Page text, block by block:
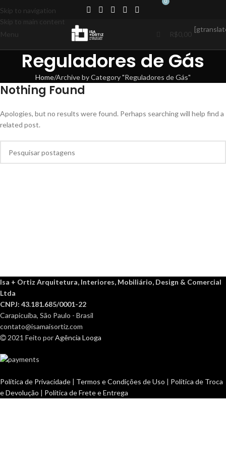
Skip to navigation
Skip to main content
Menu
0
R$0,00
Reguladores de Gás
Home Archive by Category "Reguladores de Gás"
Nothing Found
Apologies, but no results were found. Perhaps searching will help find a
related post.
Isa + Ortiz Arquitetura, Interiores, Mobiliário, Design & Comercial
Ltda
CNPJ: 43.181.685/0001-22
Carapicuíba, São Paulo - Brasil
contato@isamaisortiz.com
2021 Feito porAgência Looga
Política de Privacidade Termos e Condições de Uso
Política de Troca
e Devolução
Política de Frete e Entrega